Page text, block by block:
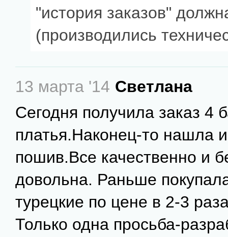
"история заказов"
(производились
13 марта '14 Светлана
Сегодня получила заказ 4
платья.Наконец-то нашла
пошив.Все качественно и
довольна. Раньше
турецкие по цене в 2-3
Только одна просьба-